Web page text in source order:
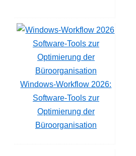
Windows-Workflow 2026:
Software-Tools zur
Optimierung der
Büroorganisation